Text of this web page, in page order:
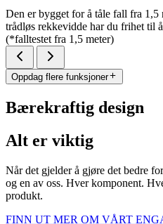
Den er bygget for å tåle fall fra 1,5
trådløs rekkevidde har du frihet til
(*falltestet fra 1,5 meter)
Oppdag flere funksjoner
Bærekraftig design
Alt er viktig
Når det gjelder å gjøre det bedre
og en av oss. Hver komponent.
produkt.
FINN UT MER OM VÅRT